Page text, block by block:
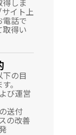
得しま
イト上
電話で
取得い
下の目
。
び運営
送付
の改善